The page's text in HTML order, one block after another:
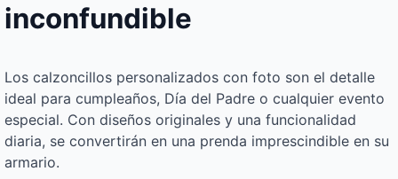
inconfundible
Los calzoncillos personalizados con foto son el detalle
ideal para cumpleaños, Día del Padre o cualquier evento
especial. Con diseños originales y una funcionalidad
diaria, se convertirán en una prenda imprescindible en su
armario.